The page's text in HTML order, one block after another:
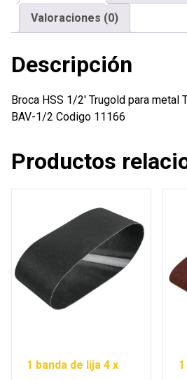
Expert
cantidad
Valoraciones (0)
Descripción
Broca HSS 1/2′ Trugold para metal
BAV-1/2 Codigo 11166
Productos
1 banda de lija 4 x